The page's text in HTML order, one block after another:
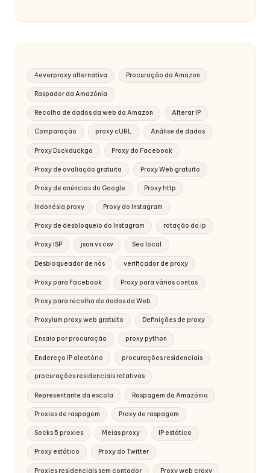
4everproxy alternativa Procuração da Amazon
Raspador da Amazónia
Recolha de dados da web da Amazon Alterar IP
Comparação proxy cURL Análise de dados
Proxy Duckduckgo Proxy do Facebook
Proxy de avaliação gratuita Proxy Web gratuito
Proxy de anúncios do Google Proxy http
Indonésia proxy Proxy do Instagram
Proxy de desbloqueio do Instagram rotação do ip
Proxy ISP json vs csv Seo local
Desbloqueador de nós verificador de proxy
Proxy para Facebook Proxy para várias contas
Proxy para recolha de dados da Web
Proxyium proxy web gratuito Definições de proxy
Ensaio por procuração proxy python
Endereço IP aleatório procurações residenciais
procurações residenciais rotativas
Representante da escola Raspagem da Amazónia
Proxies de raspagem Proxy de raspagem
Socks 5 proxies Meias proxy IP estático
Proxy estático Proxy do Twitter
Proxies residenciais sem contador Proxy web croxy